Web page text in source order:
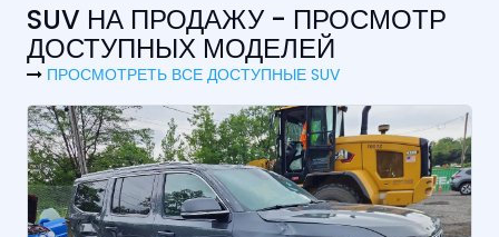
SUV НА ПРОДАЖУ - ПРОСМОТР
ДОСТУПНЫХ МОДЕЛЕЙ
ПРОСМОТРЕТЬ ВСЕ ДОСТУПНЫЕ SUV